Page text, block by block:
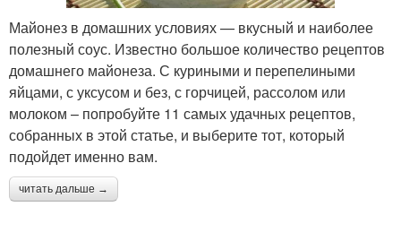
Майонез в домашних условиях — вкусный и наиболее
полезный соус. Известно большое количество рецептов
домашнего майонеза. С куриными и перепелиными
яйцами, с уксусом и без, с горчицей, рассолом или
молоком – попробуйте 11 самых удачных рецептов,
собранных в этой статье, и выберите тот, который
подойдет именно вам.
читать дальше →